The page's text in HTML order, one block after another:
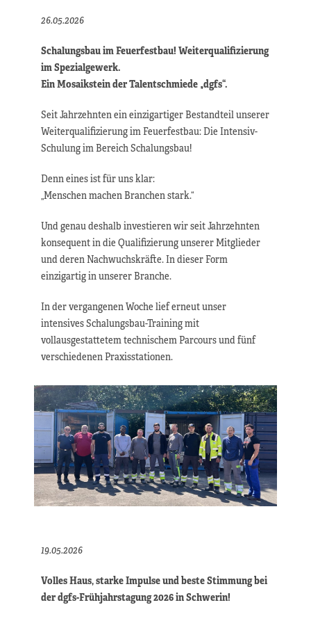
26.05.2026
Schalungsbau im Feuerfestbau! Weiterqualifizierung
im Spezialgewerk.
Ein Mosaikstein der Talentschmiede „dgfs“.
Seit Jahrzehnten ein einzigartiger Bestandteil unserer
Weiterqualifizierung im Feuerfestbau: Die Intensiv-
Schulung im Bereich Schalungsbau!
Denn eines ist für uns klar:
„Menschen machen Branchen stark.“
Und genau deshalb investieren wir seit Jahrzehnten
konsequent in die Qualifizierung unserer Mitglieder
und deren Nachwuchskräfte. In dieser Form
einzigartig in unserer Branche.
In der vergangenen Woche lief erneut unser
intensives Schalungsbau-Training mit
vollausgestattetem technischem Parcours und fünf
verschiedenen Praxisstationen.
19.05.2026
Volles Haus, starke Impulse und beste Stimmung bei
der dgfs-Frühjahrstagung 2026 in Schwerin!